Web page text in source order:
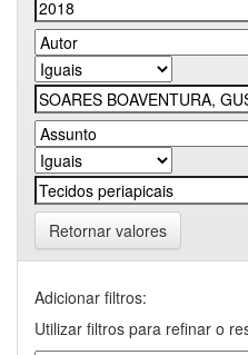
Retornar valores
Adicionar filtros:
Utilizar filtros para refinar o